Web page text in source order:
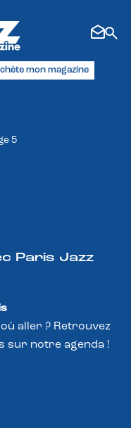
mon magazine
5
Paris Jazz
aller ? Retrouvez
sur notre agenda !